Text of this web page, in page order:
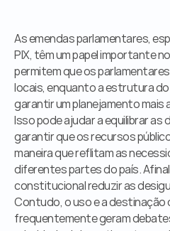
As emendas parlamentares,
PIX, têm um papel importante
permitem que os
locais, enquanto a estrutura
garantir um planejamento
Isso pode ajudar a equilibrar as
garantir que os recursos
maneira que reflitam as
diferentes partes do país.
constitucional reduzir as
Contudo, o uso e a destinação
frequentemente geram